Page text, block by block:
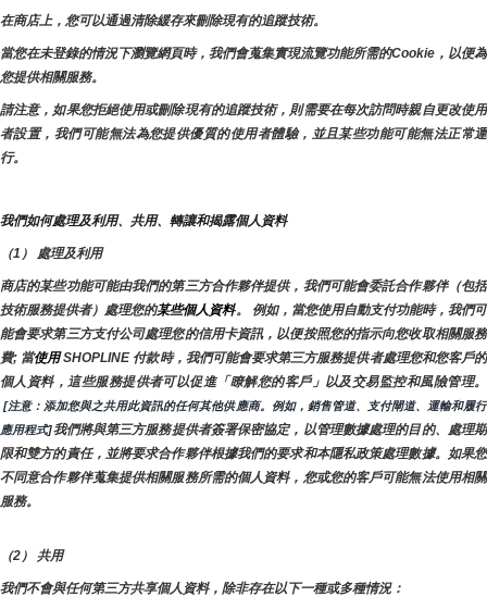
在商店上，您可以通過清除緩存來刪除現有的追蹤技術。
當您在未登錄的情況下瀏覽網頁時，我們會蒐集實現流覽功能所需的Cookie，以便為
您提供相關服務。
請注意，如果您拒絕使用或刪除現有的追蹤技術，則需要在每次訪問時親自更改使用
者設置，我們可能無法為您提供優質的使用者體驗，並且某些功能可能無法正常運
行。
我們如何處理及利用、共用、轉讓和揭露個人資料
（1） 處理及利用
商店的某些功能可能由我們的第三方合作夥伴提供，我們可能會委託合作夥伴（包括
技術服務提供者）處理您的某些個人資料。 例如，當您使用自動支付功能時，我們可
能會要求第三方支付公司處理您的信用卡資訊，以便按照您的指示向您收取相關服務
費; 當使用 SHOPLINE 付款時，我們可能會要求第三方服務提供者處理您和您客戶的
[注意：添加您與之共用此資訊的任何其他供應商。例如，銷售管道、支付閘道、運輸和履行
應用程式]我們將與第三方服務提供者簽署保密協定，以管理數據處理的目的、處理期
限和雙方的責任，並將要求合作夥伴根據我們的要求和本隱私政策處理數據。如果您
不同意合作夥伴蒐集提供相關服務所需的個人資料，您或您的客戶可能無法使用相關
服務。
（2） 共用
我們不會與任何第三方共享個人資料，除非存在以下一種或多種情況：